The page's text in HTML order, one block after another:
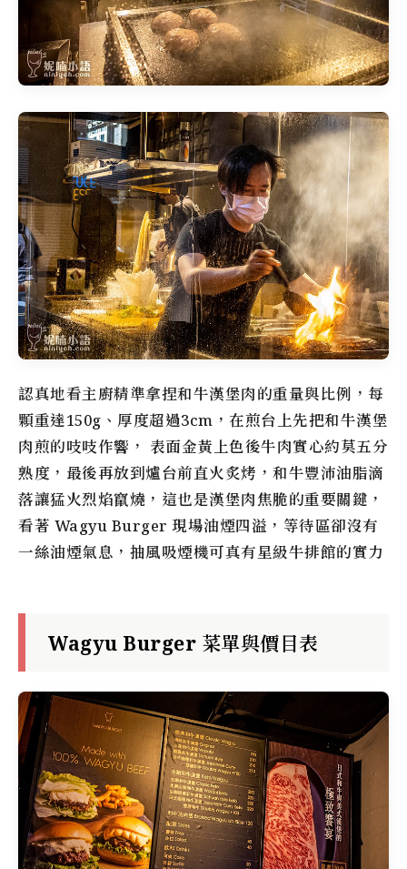
認真地看主廚精準拿捏和牛漢堡肉的重量與比例，每
顆重達150g、厚度超過3cm，在煎台上先把和牛漢堡
肉煎的吱吱作響， 表面金黃上色後牛肉實心約莫五分
熟度，最後再放到爐台前直火炙烤，和牛豐沛油脂滴
落讓猛火烈焰竄燒，這也是漢堡肉焦脆的重要關鍵，
看著 Wagyu Burger 現場油煙四溢，等待區卻沒有
一絲油煙氣息，抽風吸煙機可真有星級牛排館的實力
Wagyu Burger 菜單與價目表